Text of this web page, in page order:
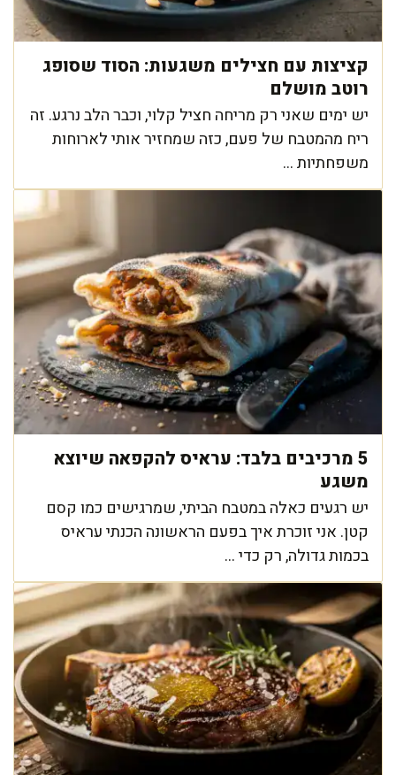
קציצות עם חצילים משגעות: הסוד שסופג
רוטב מושלם
יש ימים שאני רק מריחה חציל קלוי, וכבר הלב נרגע. זה
ריח מהמטבח של פעם, כזה שמחזיר אותי לארוחות
משפחתיות ...
5 מרכיבים בלבד: עראיס להקפאה שיוצא
משגע
יש רגעים כאלה במטבח הביתי, שמרגישים כמו קסם
קטן. אני זוכרת איך בפעם הראשונה הכנתי עראיס
בכמות גדולה, רק כדי ...